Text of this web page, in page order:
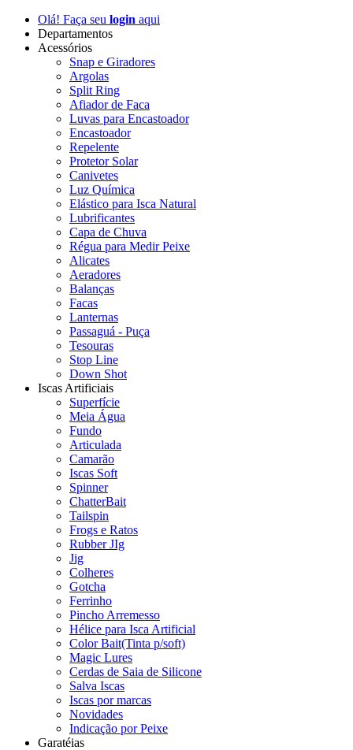
Olá! Faça seu login aqui
Departamentos
Acessórios
Snap e Giradores
Argolas
Split Ring
Afiador de Faca
Luvas para Encastoador
Encastoador
Repelente
Protetor Solar
Canivetes
Luz Química
Elástico para Isca Natural
Lubrificantes
Capa de Chuva
Régua para Medir Peixe
Alicates
Aeradores
Balanças
Facas
Lanternas
Passaguá - Puça
Tesouras
Stop Line
Down Shot
Iscas Artificiais
Superfície
Meia Água
Fundo
Articulada
Camarão
Iscas Soft
Spinner
ChatterBait
Tailspin
Frogs e Ratos
Rubber JIg
Jig
Colheres
Gotcha
Ferrinho
Pincho Arremesso
Hélice para Isca Artificial
Color Bait(Tinta p/soft)
Magic Lures
Cerdas de Saia de Silicone
Salva Iscas
Iscas por marcas
Novidades
Indicação por Peixe
Garatéias